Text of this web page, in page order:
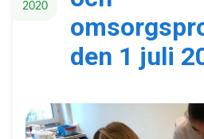
2020
den 1 juli